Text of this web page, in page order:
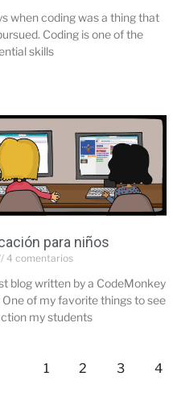
when coding was a thing that
Coding is one of the
skills
para niños
4 comentarios
blog written by a CodeMonkey
of my favorite things to see
my students
1 2 3 4